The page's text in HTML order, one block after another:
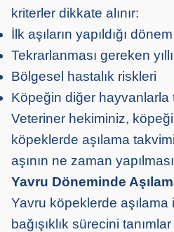
kriterler dikkate alınır:
İlk aşıların yapıldığı dönem
Tekrarlanması gereken
Bölgesel hastalık riskleri
Köpeğin diğer hayvanlarla
Veteriner hekiminiz,
köpeklerde aşılama
aşının ne zaman
Yavru Döneminde
Yavru köpeklerde
bağışıklık sürecini